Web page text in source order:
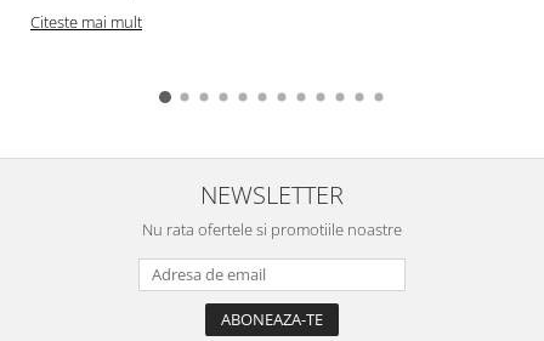
Citeste mai mult
NEWSLETTER
Nu rata ofertele si promotiile noastre